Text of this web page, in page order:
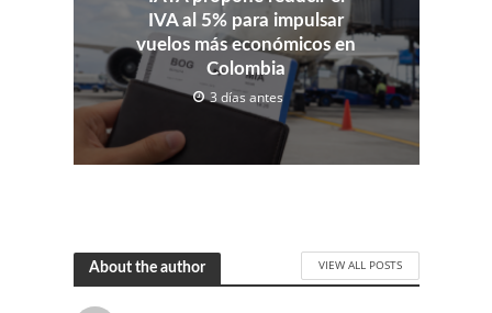
IVA al 5% para impulsar
vuelos más económicos en
Colombia
3 días antes
About the author VIEW ALL POSTS